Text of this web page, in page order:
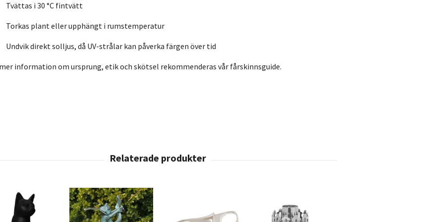
Tvättas i 30 °C fintvätt
Torkas plant eller upphängt i rumstemperatur
Undvik direkt solljus, då UV-strålar kan påverka färgen över tid
information om ursprung, etik och skötsel rekommenderas vår fårskinnsguide.